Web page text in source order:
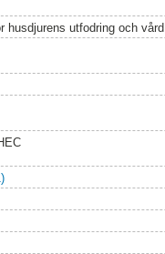
husdjurens utfodring och vård